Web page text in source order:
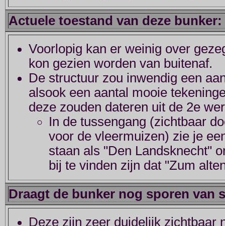
Actuele toestand van deze bunker:
Voorlopig kan er weinig over
kon gezien worden van buitenaf.
De structuur zou inwendig een
alsook een aantal mooie
deze zouden dateren uit de 2e
In de tussengang (zichtbaar
voor de vleermuizen) zie je
staan als "Den Landsknecht"
bij te vinden zijn dat "Zum
Draagt de bunker nog sporen van
Deze zijn zeer duidelijk zichtbaar